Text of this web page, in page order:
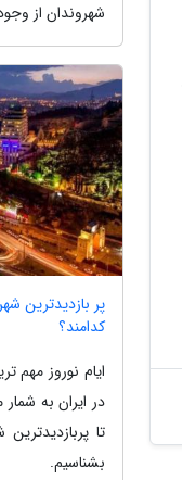
شهروندان از
پر بازدیدترین
کدامند؟
ایام نوروز مهم
در ایران به
تا
بشناسیم.